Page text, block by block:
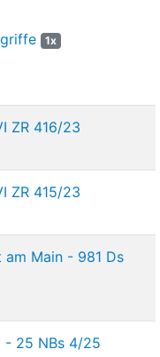
1x
ZR 416/23
ZR 415/23
Main - 981 Ds
- 25 NBs 4/25